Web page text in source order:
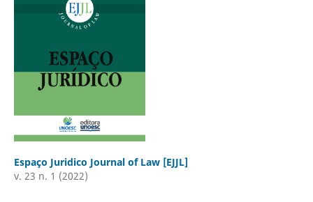
Espaço Juridico Journal of Law [EJJL]
v. 23 n. 1 (2022)